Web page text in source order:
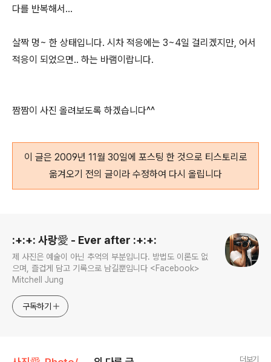
다를 반복해서...
살짝 멍~ 한 상태입니다. 시차 적응에는 3~4일 걸리겠지만, 어서
적응이 되었으면.. 하는 바램이랍니다.
짬짬이 사진 올려보도록 하겠습니다^^
이 글은 2009년 11월 30일에 포스팅 한 것으로 티스토리로
옮겨오기 전의 글이라 수정하여 다시 올립니다
:+:+: 사랑愛 - Ever after :+:+:
제 사진은 예술이 아닌 추억의 부분입니다. 방법도 이론도 없
으며, 즐겁게 담고 기록으로 남길뿐입니다 <Facebook>
Mitchell Jung
구독하기
더보기